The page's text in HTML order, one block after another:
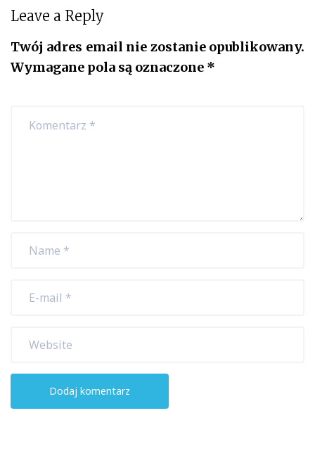
Leave a Reply
Twój adres email nie zostanie opublikowany.
Wymagane pola są oznaczone *